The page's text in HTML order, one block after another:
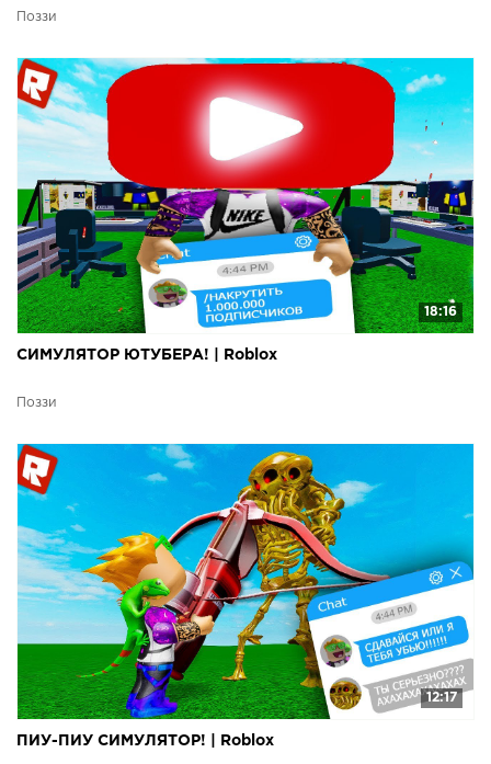
Поззи
18:16
СИМУЛЯТОР ЮТУБЕРА! | Roblox
Поззи
12:17
ПИУ-ПИУ СИМУЛЯТОР! | Roblox